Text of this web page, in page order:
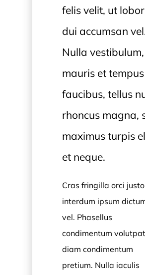
felis velit, ut
dui accumsan
Nulla vestibulum,
mauris et tempus
faucibus, tellus
rhoncus magna,
maximus turpis
et neque.
Cras fringilla orci
interdum ipsum
vel. Phasellus
condimentum volutpat
diam condimentum
pretium. Nulla iaculis